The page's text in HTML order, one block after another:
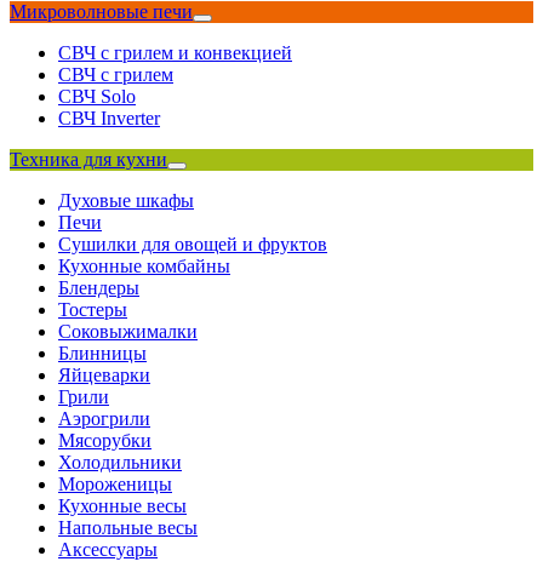
Микроволновые печи
СВЧ с грилем и конвекцией
СВЧ с грилем
СВЧ Solo
СВЧ Inverter
Техника для кухни
Духовые шкафы
Печи
Сушилки для овощей и фруктов
Кухонные комбайны
Блендеры
Тостеры
Соковыжималки
Блинницы
Яйцеварки
Грили
Аэрогрили
Мясорубки
Холодильники
Мороженицы
Кухонные весы
Напольные весы
Аксессуары